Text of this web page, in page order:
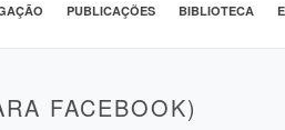
PUBLICAÇÕES BIBLIOTECA
FACEBOOK)